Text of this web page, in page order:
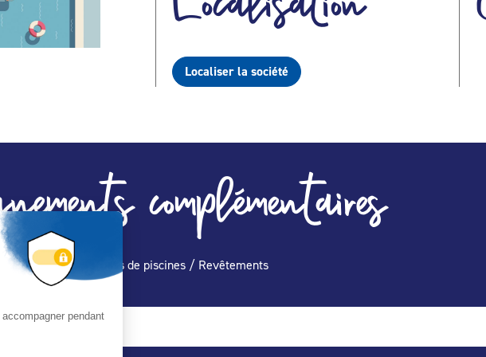
Localiser la société
complémentaires
piscines / Spas Abris de piscines / Revêtements